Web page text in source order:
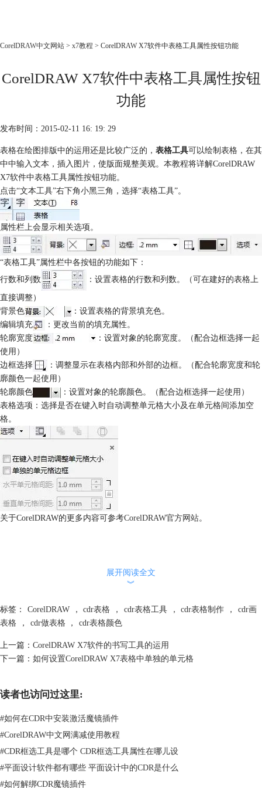
产品
下载
购买
CorelDRAW中文网站 > x7教程 > CorelDRAW X7软件中表格工具属性按钮功能
CorelDRAW X7软件中表格工具属性按钮
功能
发布时间：2015-02-11 16: 19: 29
表格在绘图排版中的运用还是比较广泛的， 表格工具可以绘制表格，在其
中中输入文本，插入图片，使版面规整美观。本教程将详解CorelDRAW
X7软件中表格工具属性按钮功能。
点击“文本工具”右下角小黑三角，选择“表格工具”。
属性栏上会显示相关选项。
“表格工具”属性栏中各按钮的功能如下：
行数和列数
：设置表格的行数和列数。（可在建好的表格上
直接调整）
背景色
：设置表格的背景填充色。
编辑填充
：更改当前的填充属性。
轮廓宽度
：设置对象的轮廓宽度。（配合边框选择一起
使用）
边框选择
：调整显示在表格内部和外部的边框。（配合轮廓宽度和轮
廓颜色一起使用）
轮廓颜色
：设置对象的轮廓颜色。（配合边框选择一起使用）
表格选项：选择是否在键入时自动调整单元格大小及在单元格间添加空
格。
关于CorelDRAW的更多内容可参考CorelDRAW官方网站。
展开阅读全文
︾
标签： CorelDRAW ， cdr表格 ， cdr表格工具 ， cdr表格制作 ，
cdr画
表格
， cdr做表格 ， cdr表格颜色
上一篇： CorelDRAW X7软件的书写工具的运用
下一篇： 如何设置CorelDRAW X7表格中单独的单元格
读者也访问过这里:
#如何在CDR中安装激活魔镜插件
#CorelDRAW中文网满减使用教程
#CDR框选工具是哪个 CDR框选工具属性在哪儿设
#平面设计软件都有哪些 平面设计中的CDR是什么
#如何解绑CDR魔镜插件